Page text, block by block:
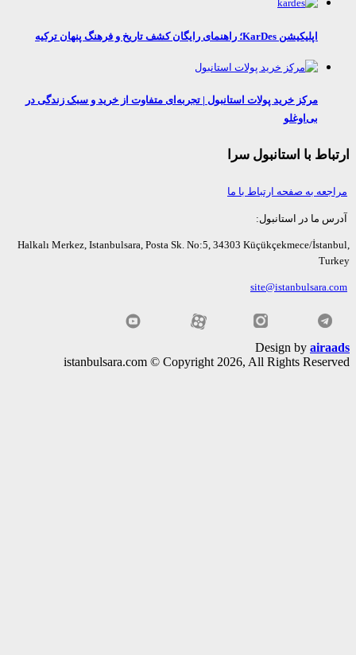
اپلیکیشن KarDes؛ راهنمای رایگان کشف تاریخ و فرهنگ پنهان ترکیه
مرکز خرید پولات استانبول | تجربه‌ای متفاوت از خرید و سبک زندگی در
بی‌اوغلو
با استانبول سرا
به صفحه ارتباط با ما
ما در استانبول:
Halkalı Merkez, Istanbulsara, Posta Sk. No:5, 34303 Küçükçekmece/
Design by
istanbulsara.com © Copyright 2026, All Rights